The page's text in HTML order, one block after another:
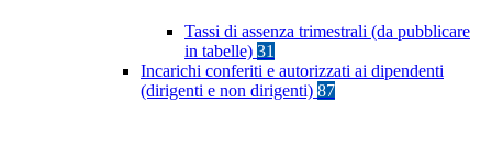
Tassi di assenza trimestrali (da pubblicare
in tabelle) 31
Incarichi conferiti e autorizzati ai dipendenti
(dirigenti e non dirigenti) 87